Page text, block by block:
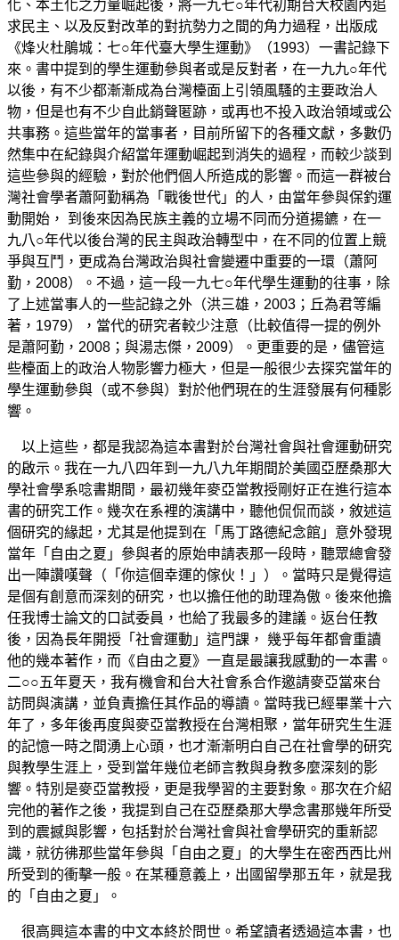
化、本土化之力量崛起後，將一九七○年代初期台大校園內追
求民主、以及反對改革的對抗勢力之間的角力過程，出版成
《烽火杜鵑城：七○年代臺大學生運動》（1993）一書記錄下
來。書中提到的學生運動參與者或是反對者，在一九九○年代
以後，有不少都漸漸成為台灣檯面上引領風騷的主要政治人
物，但是也有不少自此銷聲匿跡，或再也不投入政治領域或公
共事務。這些當年的當事者，目前所留下的各種文獻，多數仍
然集中在紀錄與介紹當年運動崛起到消失的過程，而較少談到
這些參與的經驗，對於他們個人所造成的影響。而這一群被台
灣社會學者蕭阿勤稱為「戰後世代」的人，由當年參與保釣運
動開始， 到後來因為民族主義的立場不同而分道揚鑣，在一
九八○年代以後台灣的民主與政治轉型中，在不同的位置上競
爭與互鬥，更成為台灣政治與社會變遷中重要的一環（蕭阿
勤，2008）。不過，這一段一九七○年代學生運動的往事，除
了上述當事人的一些記錄之外（洪三雄，2003；丘為君等編
著，1979），當代的研究者較少注意（比較值得一提的例外
是蕭阿勤，2008；與湯志傑，2009）。更重要的是，儘管這
些檯面上的政治人物影響力極大，但是一般很少去探究當年的
學生運動參與（或不參與）對於他們現在的生涯發展有何種影
響。
以上這些，都是我認為這本書對於台灣社會與社會運動研究
的啟示。我在一九八四年到一九八九年期間於美國亞歷桑那大
學社會學系唸書期間，最初幾年麥亞當教授剛好正在進行這本
書的研究工作。幾次在系裡的演講中，聽他侃侃而談，敘述這
個研究的緣起，尤其是他提到在「馬丁路德紀念館」意外發現
當年「自由之夏」參與者的原始申請表那一段時，聽眾總會發
出一陣讚嘆聲（「你這個幸運的傢伙！」）。當時只是覺得這
是個有創意而深刻的研究，也以擔任他的助理為傲。後來他擔
任我博士論文的口試委員，也給了我最多的建議。返台任教
後，因為長年開授「社會運動」這門課， 幾乎每年都會重讀
他的幾本著作，而《自由之夏》一直是最讓我感動的一本書。
二○○五年夏天，我有機會和台大社會系合作邀請麥亞當來台
訪問與演講，並負責擔任其作品的導讀。當時我已經畢業十六
年了，多年後再度與麥亞當教授在台灣相聚，當年研究生生涯
的記憶一時之間湧上心頭，也才漸漸明白自己在社會學的研究
與教學生涯上，受到當年幾位老師言教與身教多麼深刻的影
響。特別是麥亞當教授，更是我學習的主要對象。那次在介紹
完他的著作之後，我提到自己在亞歷桑那大學念書那幾年所受
到的震撼與影響，包括對於台灣社會與社會學研究的重新認
識，就彷彿那些當年參與「自由之夏」的大學生在密西西比州
所受到的衝擊一般。在某種意義上，出國留學那五年，就是我
的「自由之夏」。
很高興這本書的中文本終於問世。希望讀者透過這本書，也